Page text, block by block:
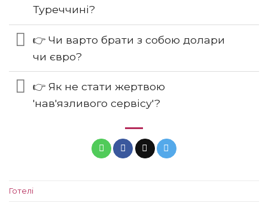
Туреччині?
👉 Чи варто брати з собою долари
чи євро?
👉 Як не стати жертвою
'нав'язливого сервісу'?
Готелі